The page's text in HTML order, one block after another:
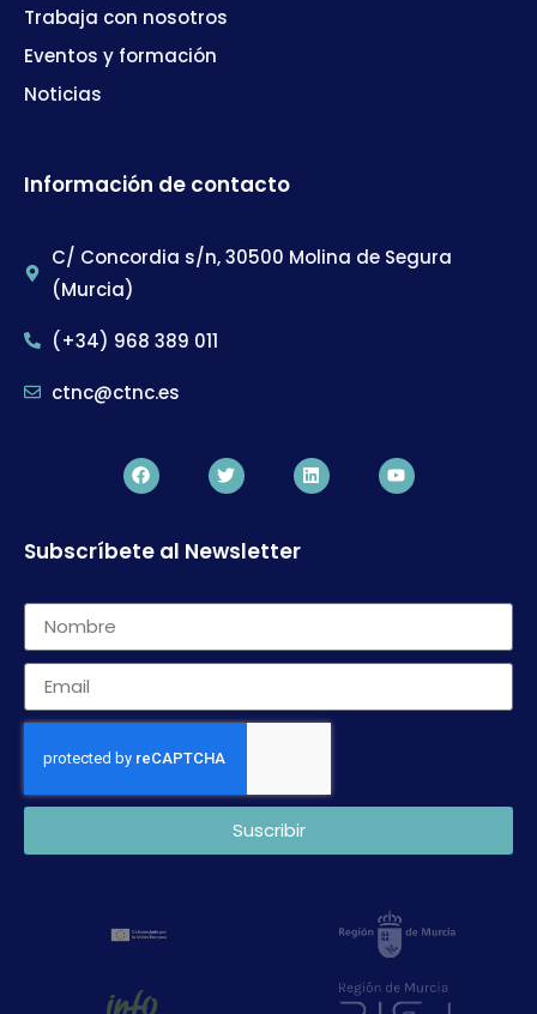
Trabaja con nosotros
Eventos y formación
Noticias
Información de contacto
C/ Concordia s/n, 30500 Molina de Segura
(Murcia)
(+34) 968 389 011
ctnc@ctnc.es
Subscríbete al Newsletter
Suscribir